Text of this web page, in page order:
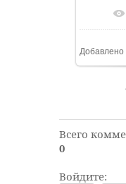
В
Добавлено
Всего
0
Войдите: